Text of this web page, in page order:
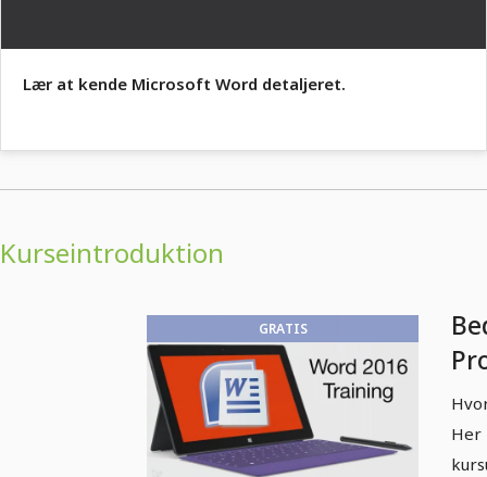
Lær at kende Microsoft Word detaljeret.
Kurseintroduktion
GRATIS
Her